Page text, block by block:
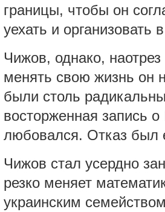
границы, чтобы он
уехать и
Чижов, однако, наотрез
менять свою жизнь он
были столь
восторженная запись
любовался. Отказ был
Чижов стал усердно
резко меняет
украинским